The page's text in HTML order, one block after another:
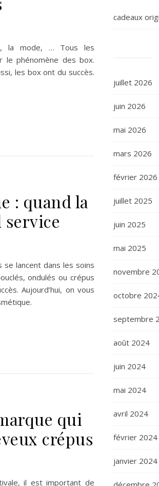
la mode, … Tous les
le phénomène des box.
les box ont du succès.
: quand la
lancent dans les soins
ondulés ou crépus
Aujourd’hui, on vous
qui
crépus
il est important de
cadeaux
juillet 2026
juin 2026
mai 2026
mars 2026
février 2026
juillet 2025
juin 2025
mai 2025
novembre
octobre
septembre
août 2024
juin 2024
mai 2024
avril 2024
février 2024
janvier 2024